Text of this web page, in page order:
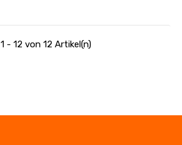
1 - 12 von 12 Artikel(n)